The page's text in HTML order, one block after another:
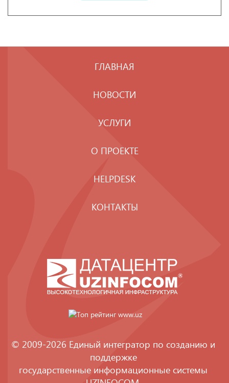
ГЛАВНАЯ
НОВОСТИ
УСЛУГИ
О ПРОЕКТЕ
HELPDESK
КОНТАКТЫ
© 2009-2026 Единый интегратор по созданию и
поддержке
государственные информационные системы